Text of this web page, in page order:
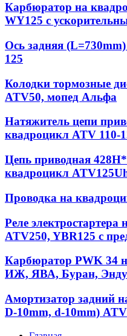
Карбюратор на
WY125 с
Ось задняя
125
Колодки тормозные
ATV50, мопед Альфа
Натяжитель цепи
квадроцикл ATV 110-
Цепь приводная
квадроцикл
Проводка на
Реле
ATV250, YBR125 с
Карбюратор PWK 34
ИЖ, ЯВА, Буран,
Амортизатор задний
D-10mm, d-10mm)